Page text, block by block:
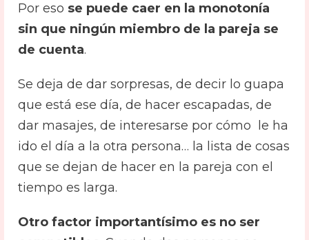
Por eso se puede caer en la monotonía
sin que ningún miembro de la pareja se
de cuenta.
Se deja de dar sorpresas, de decir lo guapa
que está ese día, de hacer escapadas, de
dar masajes, de interesarse por cómo le ha
ido el día a la otra persona… la lista de cosas
que se dejan de hacer en la pareja con el
tiempo es larga.
Otro factor importantísimo es no ser